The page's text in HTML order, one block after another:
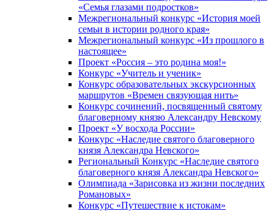
«Семья глазами подростков»
Межрегиональный конкурс «История моей
семьи в истории родного края»
Межрегиональный конкурс «Из прошлого в
настоящее»
Проект «Россия – это родина моя!»
Конкурс «Учитель и ученик»
Конкурс образовательных экскурсионных
маршрутов «Времен связующая нить»
Конкурс сочинений, посвященный святому
благоверному князю Александру Невскому
Проект «У восхода России»
Конкурс «Наследие святого благоверного
князя Александра Невского»
Региональный Конкурс «Наследие святого
благоверного князя Александра Невского»
Олимпиада «Зарисовка из жизни последних
Романовых»
Конкурс «Путешествие к истокам»